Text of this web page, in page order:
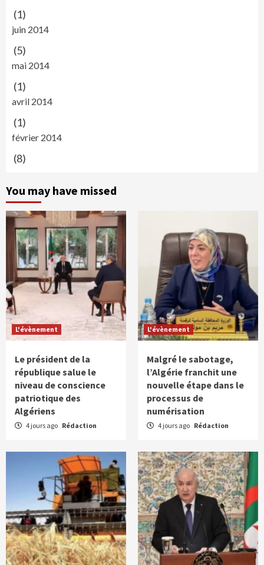
(1)
juin 2014
(5)
mai 2014
(1)
avril 2014
(1)
février 2014
(8)
You may have missed
L'évènement
Le président de la
république salue le
niveau de conscience
patriotique des
Algériens
4 jours ago Rédaction
L'évènement
Malgré le sabotage,
l’Algérie franchit une
nouvelle étape dans le
processus de
numérisation
4 jours ago Rédaction